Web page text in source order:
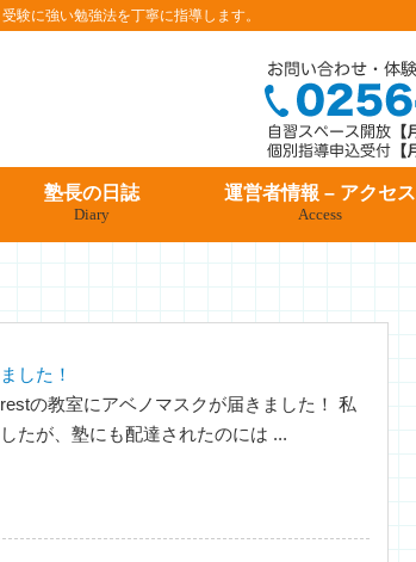
験に強い勉強法を丁寧に指導します。
塾長の日誌
Diary
運営者情報 – アクセス
Access
した！
の教室にアベノマスクが届きました！ 私
たが、塾にも配達されたのには ...